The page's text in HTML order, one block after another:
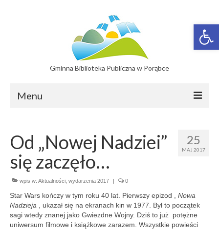
Gminna Biblioteka Publiczna w Porąbce
Menu
Filia w Bujakowie
Filia w Czańcu
Filia w Kobiernicach
Katalog On-line
Aktualności
25
MAJ 2017
Od „Nowej Nadziei”
się zaczęło…
wpis w: Aktualności wydarzenia 2017 | 0
Star Wars kończy w tym roku 40 lat. Pierwszy epizod , Nowa
Nadzieja , ukazał się na ekranach kin w 1977. Był to początek
sagi wtedy znanej jako Gwiezdne Wojny. Dziś to już potężne
uniwersum filmowe i książkowe zarazem. Wszystkie powieści